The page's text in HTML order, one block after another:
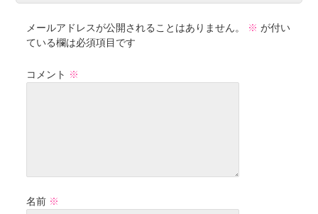
メールアドレスが公開されることはありません。 ※ が付い
ている欄は必須項目です
コメント ※
名前 ※